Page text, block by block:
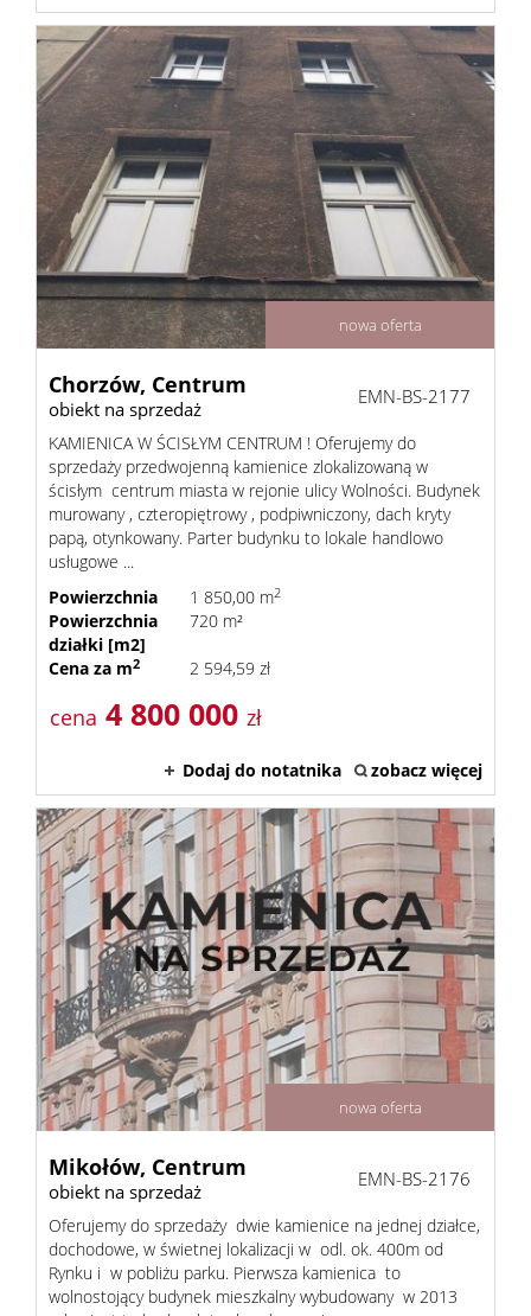
nowa oferta
Chorzów, Centrum
obiekt na sprzedaż
EMN-BS-2177
KAMIENICA W ŚCISŁYM CENTRUM ! Oferujemy do
sprzedaży przedwojenną kamienice zlokalizowaną w
ścisłym centrum miasta w rejonie ulicy Wolności. Budynek
murowany , czteropiętrowy , podpiwniczony, dach kryty
papą, otynkowany. Parter budynku to lokale handlowo
usługowe ...
Powierzchnia
1 850,00 m2
Powierzchnia
działki [m2]
720 m²
Cena za m2 2 594,59 zł
cena 4 800 000 zł
Dodaj do notatnika zobacz więcej
nowa oferta
Mikołów, Centrum
obiekt na sprzedaż
EMN-BS-2176
Oferujemy do sprzedaży dwie kamienice na jednej działce,
dochodowe, w świetnej lokalizacji w odl. ok. 400m od
Rynku i w pobliżu parku. Pierwsza kamienica to
wolnostojący budynek mieszkalny wybudowany w 2013